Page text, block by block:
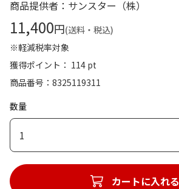
商品提供者：サンスター（株）
11,400円(送料・税込)
※軽減税率対象
獲得ポイント： 114 pt
商品番号
8325119311
数量
1
カートに入れる